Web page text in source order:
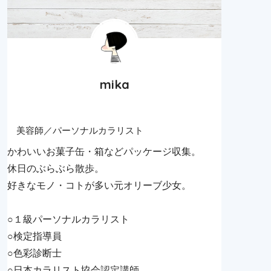
mika
美容師／パーソナルカラリスト
かわいいお菓子缶・箱などパッケージ収集。
休日のぶらぶら散歩。
好きなモノ・コトが多い元オリーブ少女。
○１級パーソナルカラリスト
○検定指導員
○色彩診断士